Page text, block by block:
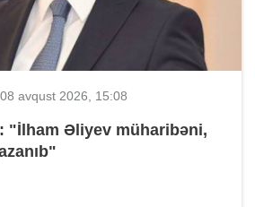
08 avqust 2026, 15:08
"İlham Əliyev müharibəni,